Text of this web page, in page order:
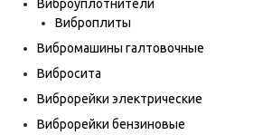
Виброуплотнители
Виброплиты
Вибромашины галтовочные
Вибросита
Виброрейки электрические
Виброрейки бензиновые